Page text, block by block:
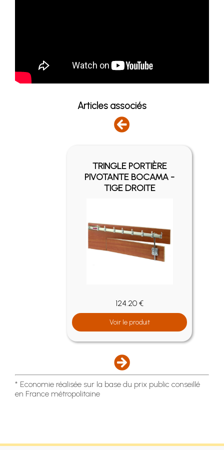
Articles associés
TRINGLE PORTIÈRE
PIVOTANTE BOCAMA -
TIGE DROITE
124.20 €
Voir le produit
* Economie réalisée sur la base du prix public conseillé
en France métropolitaine